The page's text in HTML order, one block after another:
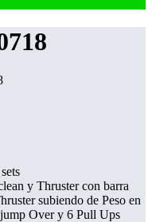
y Thruster con barra
subiendo de Peso en
Over y 6 Pull Ups